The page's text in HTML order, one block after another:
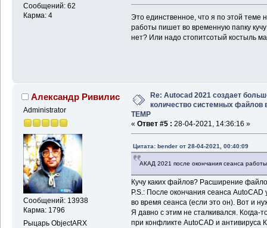
Сообщений: 62
Карма: 4
Это единственное, что я по этой
работы пишет во временную папку
нет? Или надо стопитсотый костыль
Александр Ривилис
Administrator
Сообщений: 13938
Карма: 1796
Рыцарь ObjectARX
Re: Autocad 2021 создает
количество системных файлов
TEMP
« Ответ #5 : 28-04-2021, 14:36:16 »
Цитата: bender от 28-04-2021, 00:40:09
АКАД 2021 после окончания сеанса
Кучу каких файлов? Расширение
P.S.: После окончания сеанса
во время сеанса (если это он). Вот и
Я давно с этим не сталкивался. Когда-
при конфликте AutoCAD и антивируса